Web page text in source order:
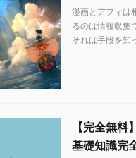
漫画とアフィは
るのは情報収集
それは手段を知
【完全無
基礎知識完